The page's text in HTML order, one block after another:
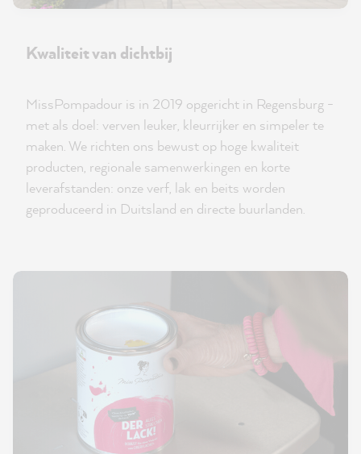
Kwaliteit van dichtbij
MissPompadour is in 2019 opgericht in Regensburg -
met als doel: verven leuker, kleurrijker en simpeler te
maken. We richten ons bewust op hoge kwaliteit
producten, regionale samenwerkingen en korte
leverafstanden: onze verf, lak en beits worden
geproduceerd in Duitsland en directe buurlanden.